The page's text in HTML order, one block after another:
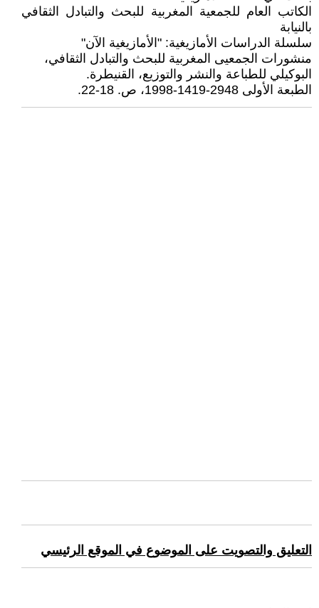
الكاتب العام للجمعية المغربية للبحث والتبادل الثقافي
بالنيابة
سلسلة الدراسات الأمازيغية: "الأمازيغية الآن"
منشورات الجمعيى المغربية للبحث والتبادل الثقافي،
البوكيلي للطباعة والنشر والتوزيع، القنيطرة.
الطبعة الأولى 2948-1419-1998، ص. 18-22.
التعليق والتصويت على الموضوع في الموقع الرئيسي